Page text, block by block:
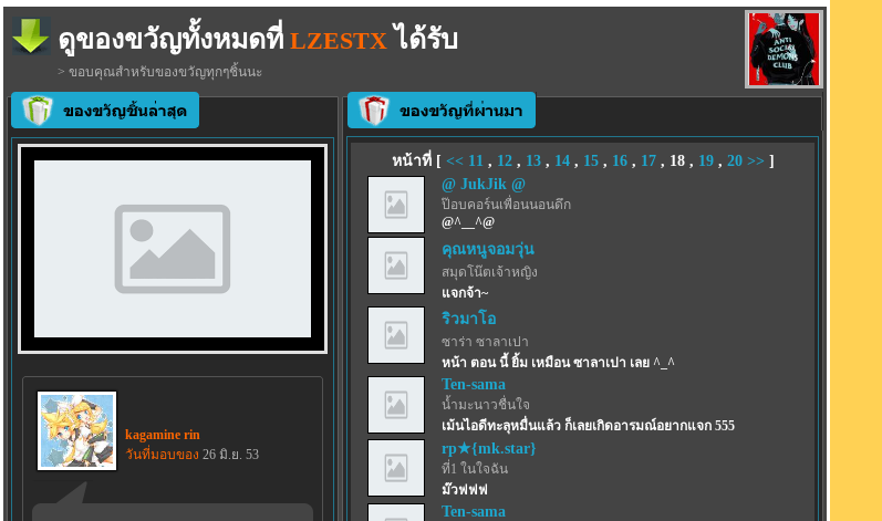
ดูของขวัญทั้งหมดที่ LZESTX ได้รับ
> ขอบคุณสำหรับของขวัญทุกๆชิ้นนะ
kagamine rin
วันที่มอบของ 26 มิ.ย. 53
หน้าที่ [ << 11 , 12, 13, 14, 15, 16, 17, 18, 19, 20 >> ]
@ JukJik @
ป๊อบคอร์นเพื่อนนอนดึก
@^__^@
คุณหนูจอมวุ่น
สมุดโน๊ตเจ้าหญิง
แจกจ้า~
ริวมาโอ
ซาร่า ซาลาเปา
หน้า ตอน นี้ ยิ้ม เหมือน ซาลาเปา เลย ^_^
Ten-sama
น้ำมะนาวชื่นใจ
เม้นไอดีทะลุหมื่นแล้ว ก็เลยเกิดอารมณ์อยากแจก 555
rp★{mk.star}
ที่1 ในใจฉัน
ม๊วฟฟฟ
Ten-sama